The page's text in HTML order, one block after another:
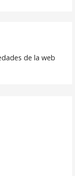
de la web